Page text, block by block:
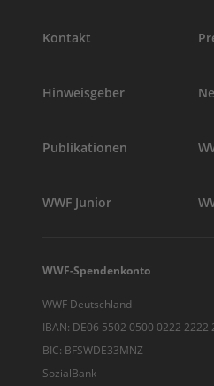
Kontakt
Hinweisgeber
Publikationen
WWF Junior
WWF-Spendenkonto
WWF Deutschland
IBAN: DE06 5502 0500 0222 2222
BIC: BFSWDE33MNZ
SozialBank